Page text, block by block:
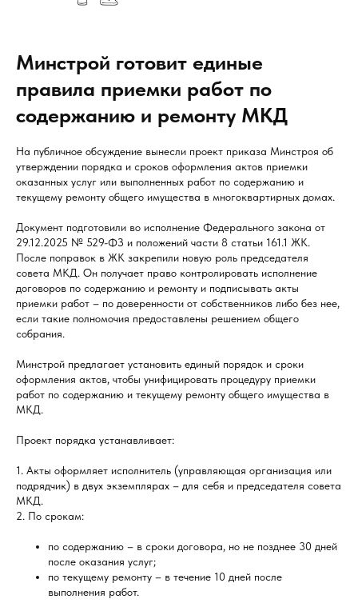
Минстрой готовит единые
правила приемки работ по
содержанию и ремонту МКД
На публичное обсуждение вынесли проект приказа Минстроя об
утверждении порядка и сроков оформления актов приемки
оказанных услуг или выполненных работ по содержанию и
текущему ремонту общего имущества в многоквартирных домах.
Документ подготовили во исполнение Федерального закона от
29.12.2025 № 529-ФЗ и положений части 8 статьи 161.1 ЖК.
После поправок в ЖК закрепили новую роль председателя
совета МКД. Он получает право контролировать исполнение
договоров по содержанию и ремонту и подписывать акты
приемки работ – по доверенности от собственников либо без нее,
если такие полномочия предоставлены решением общего
собрания.
Минстрой предлагает установить единый порядок и сроки
оформления актов, чтобы унифицировать процедуру приемки
работ по содержанию и текущему ремонту общего имущества в
МКД.
Проект порядка устанавливает:
1. Акты оформляет исполнитель (управляющая организация или
подрядчик) в двух экземплярах – для себя и председателя совета
МКД.
2. По срокам:
по содержанию – в сроки договора, но не позднее 30 дней
после оказания услуг;
по текущему ремонту – в течение 10 дней после
выполнения работ.